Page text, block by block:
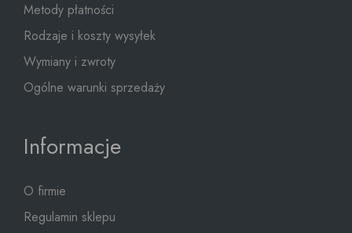
Metody płatności
Rodzaje i koszty wysyłek
Wymiany i zwroty
Ogólne warunki sprzedaży
Informacje
O firmie
Regulamin sklepu